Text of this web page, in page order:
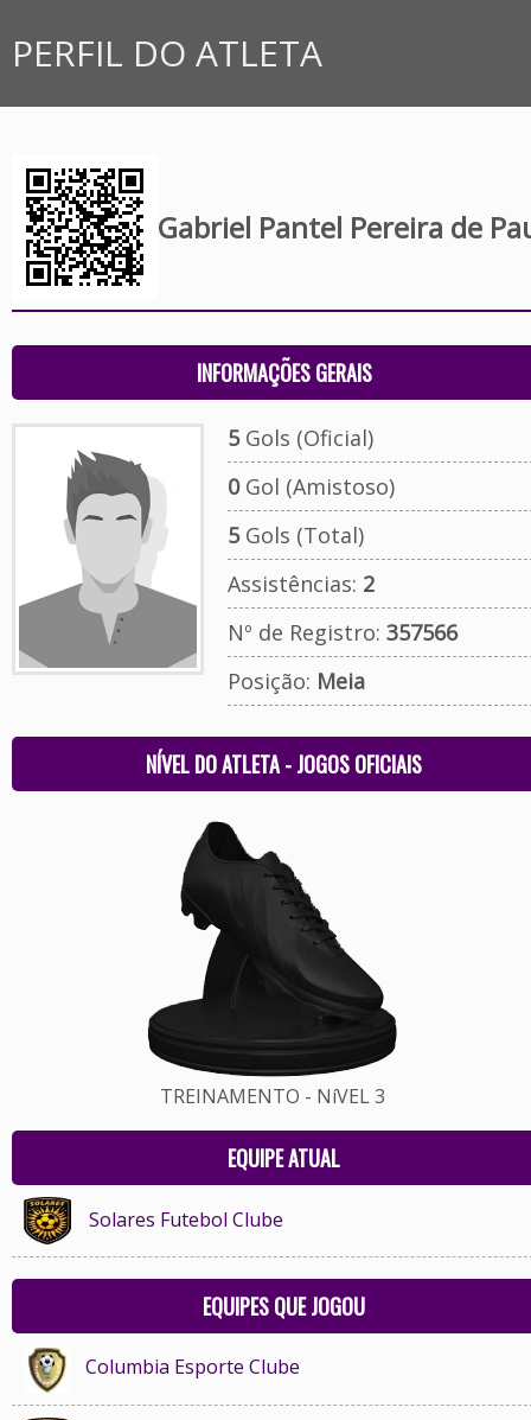
PERFIL DO ATLETA
Gabriel Pantel Pereira de
INFORMAÇÕES GERAIS
5Gols (Oficial)
0Gol (Amistoso)
5Gols (Total)
Assistências: 2
Nº de Registro: 357566
Posição: Meia
NÍVEL DO ATLETA - JOGOS OFICIAIS
TREINAMENTO - NíVEL 3
EQUIPE ATUAL
Solares Futebol Clube
EQUIPES QUE JOGOU
Columbia Esporte Clube